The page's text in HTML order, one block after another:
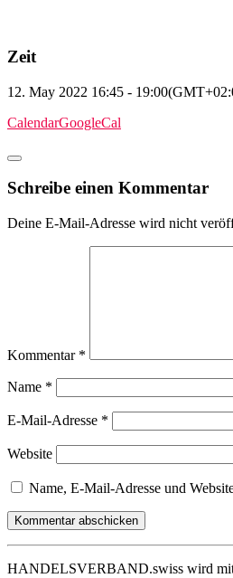
Zeit
12. May 2022 16:45 - 19:00
CalendarGoogleCal
Schreibe einen Kommentar
Deine E-Mail-Adresse wird nicht
Kommentar *
Name *
E-Mail-Adresse *
Website
Name, E-Mail-Adresse und
HANDELSVERBAND.swiss wird mit